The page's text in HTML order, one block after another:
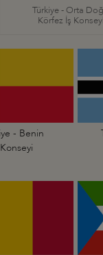
Türkiye - Orta
Körfez İş
- Benin